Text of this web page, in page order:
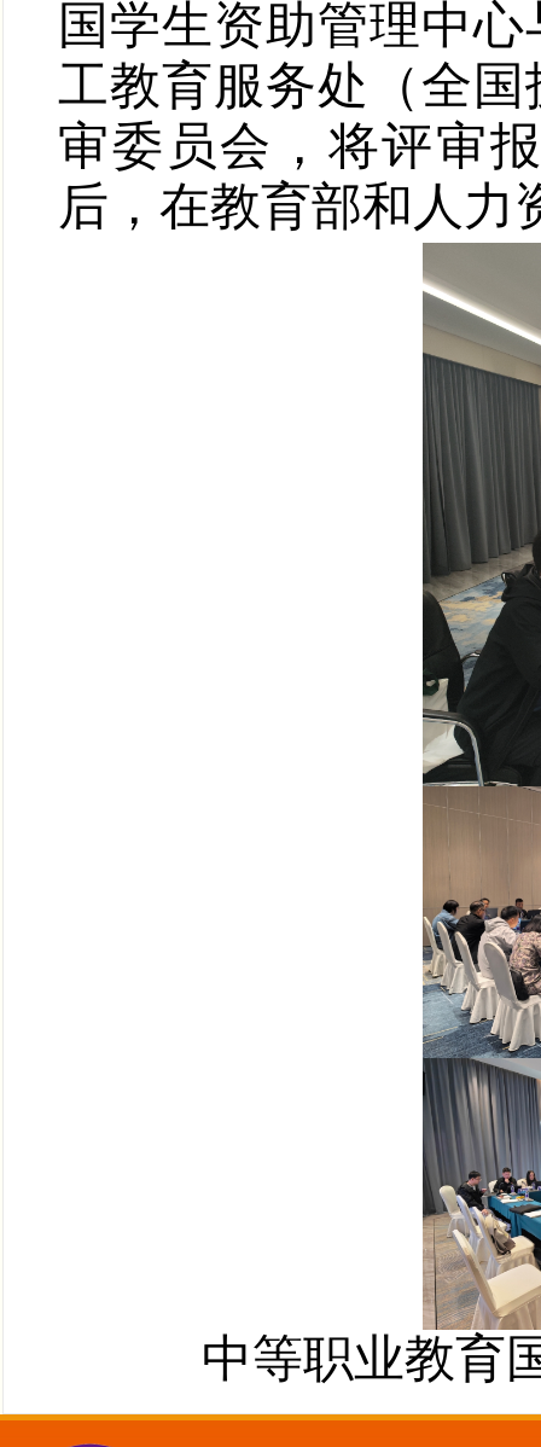
国学生资助管理中
工教育服务处（全
审委员会，将评审
后，在教育部和人力
中等职业教育